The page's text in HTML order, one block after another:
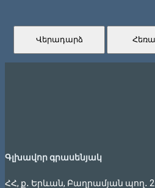
Վերադարձ
Գլխավոր գրասենյակ
ՀՀ, ք․ Երևան, Բաղրամյան պող․